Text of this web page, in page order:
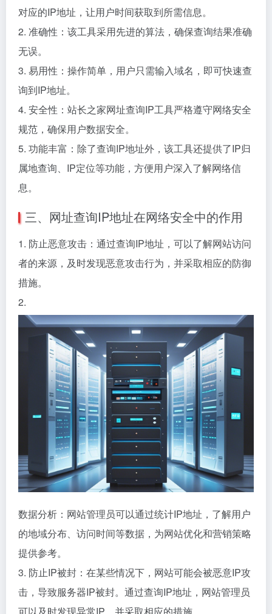
对应的IP地址，让用户时间获取到所需信息。
2. 准确性：该工具采用先进的算法，确保查询结果准确
无误。
3. 易用性：操作简单，用户只需输入域名，即可快速查
询到IP地址。
4. 安全性：站长之家网址查询IP工具严格遵守网络安全
规范，确保用户数据安全。
5. 功能丰富：除了查询IP地址外，该工具还提供了IP归
属地查询、IP定位等功能，方便用户深入了解网络信
息。
三、网址查询IP地址在网络安全中的作用
1. 防止恶意攻击：通过查询IP地址，可以了解网站访问
者的来源，及时发现恶意攻击行为，并采取相应的防御
措施。
2.
数据分析：网站管理员可以通过统计IP地址，了解用户
的地域分布、访问时间等数据，为网站优化和营销策略
提供参考。
3. 防止IP被封：在某些情况下，网站可能会被恶意IP攻
击，导致服务器IP被封。通过查询IP地址，网站管理员